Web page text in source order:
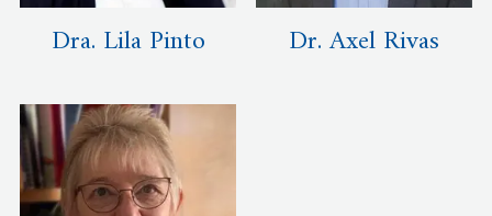
Dra. Lila Pinto Dr. Axel Rivas